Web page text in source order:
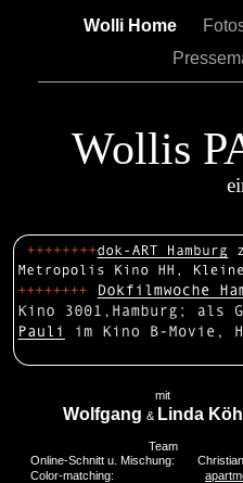
Wollis
Wolli Home
mit
Wolfgang & Linda
Team
Online-Schnitt u. Mischung: Christian
Color-matching: